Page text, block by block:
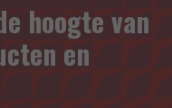
hoogte van
en